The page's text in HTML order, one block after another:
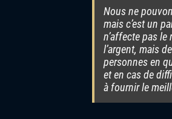
Nous ne
mais c’est un
n’affecte pas le
l’argent, mais
personnes en
et en cas de
à fournir le